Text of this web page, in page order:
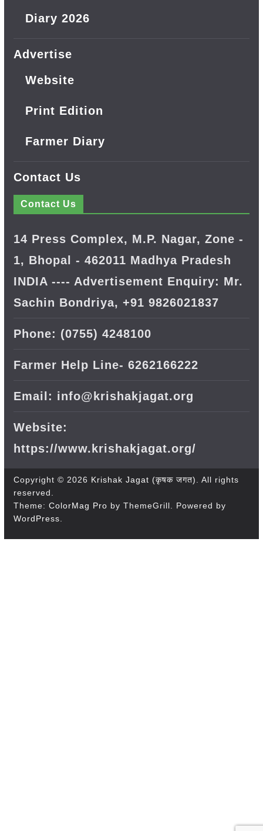
Diary 2026
Advertise
Website
Print Edition
Farmer Diary
Contact Us
Contact Us
14 Press Complex, M.P. Nagar, Zone -
1, Bhopal - 462011 Madhya Pradesh
INDIA ---- Advertisement Enquiry: Mr.
Sachin Bondriya, +91 9826021837
Phone: (0755) 4248100
Farmer Help Line- 6262166222
Email: info@krishakjagat.org
Website:
https://www.krishakjagat.org/
Copyright © 2026 Krishak Jagat (कृषक जगत). All rights
reserved.
Theme: ColorMag Pro by ThemeGrill. Powered by
WordPress.